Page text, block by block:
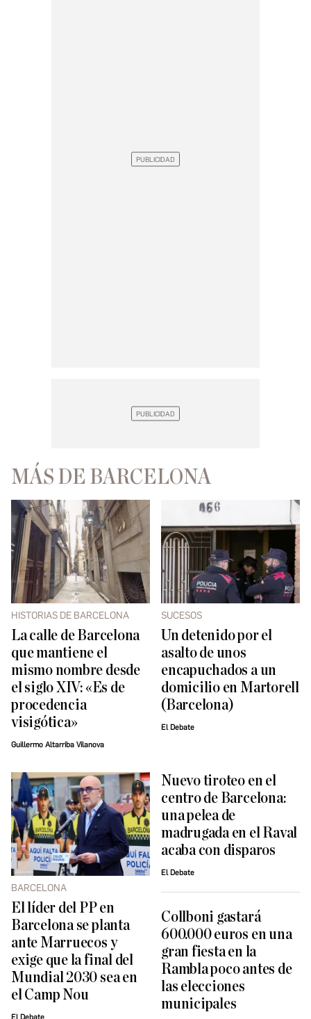
MÁS DE BARCELONA
HISTORIAS DE BARCELONA
La calle de Barcelona
que mantiene el
mismo nombre desde
el siglo XIV: «Es de
procedencia
visigótica»
Guillermo Altarriba Vilanova
SUCESOS
Un detenido por el
asalto de unos
encapuchados a un
domicilio en Martorell
(Barcelona)
El Debate
BARCELONA
El líder del PP en
Barcelona se planta
ante Marruecos y
exige que la final del
Mundial 2030 sea en
el Camp Nou
Nuevo tiroteo en el
centro de Barcelona:
una pelea de
madrugada en el Raval
acaba con disparos
El Debate
Collboni gastará
600.000 euros en una
gran fiesta en la
Rambla poco antes de
las elecciones
municipales